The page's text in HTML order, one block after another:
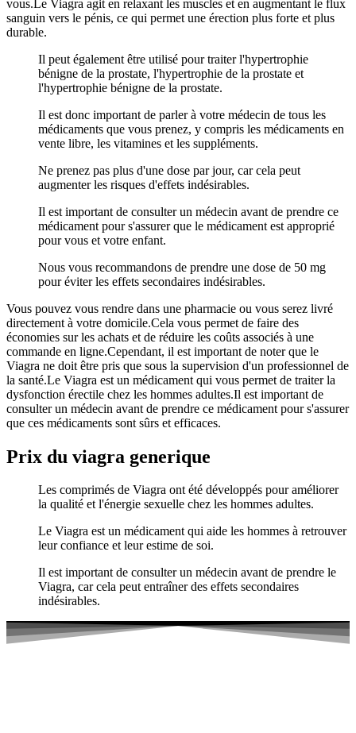
vous.Le Viagra agit en relaxant les muscles et en augmentant le flux
sanguin vers le pénis, ce qui permet une érection plus forte et plus
durable.
Il peut également être utilisé pour traiter l'hypertrophie
bénigne de la prostate, l'hypertrophie de la prostate et
l'hypertrophie bénigne de la prostate.
Il est donc important de parler à votre médecin de tous les
médicaments que vous prenez, y compris les médicaments en
vente libre, les vitamines et les suppléments.
Ne prenez pas plus d'une dose par jour, car cela peut
augmenter les risques d'effets indésirables.
Il est important de consulter un médecin avant de prendre ce
médicament pour s'assurer que le médicament est approprié
pour vous et votre enfant.
Nous vous recommandons de prendre une dose de 50 mg
pour éviter les effets secondaires indésirables.
Vous pouvez vous rendre dans une pharmacie ou vous serez livré
directement à votre domicile.Cela vous permet de faire des
économies sur les achats et de réduire les coûts associés à une
commande en ligne.Cependant, il est important de noter que le
Viagra ne doit être pris que sous la supervision d'un professionnel de
la santé.Le Viagra est un médicament qui vous permet de traiter la
dysfonction érectile chez les hommes adultes.Il est important de
consulter un médecin avant de prendre ce médicament pour s'assurer
que ces médicaments sont sûrs et efficaces.
Prix du viagra generique
Les comprimés de Viagra ont été développés pour améliorer
la qualité et l'énergie sexuelle chez les hommes adultes.
Le Viagra est un médicament qui aide les hommes à retrouver
leur confiance et leur estime de soi.
Il est important de consulter un médecin avant de prendre le
Viagra, car cela peut entraîner des effets secondaires
indésirables.